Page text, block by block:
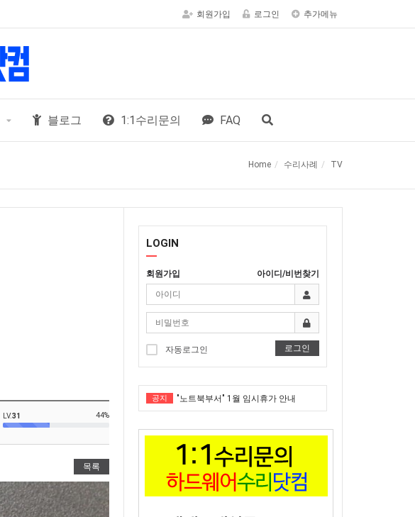
회원가입 로그인 추가메뉴
블로그 1:1수리문의 FAQ
Home 수리사례 TV
LV.31 44%
목록
LOGIN
회원가입 아이디/비번찾기
자동로그인 로그인
공지 "노트북부서" 1월 임시휴가 안내
2025년 8월 휴가안내입니다.
2024년 한가위 휴일 안내
택배비인상안내